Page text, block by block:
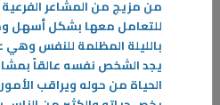
إلى أبعد ممّا تعرفه أو تفكر فيه، أبعد
من مزيج من المشاعر
للتعامل معها بشكل أسهل
بالليلة المظلمة للنفس
يجد الشخص نفسه عالقاً
الحياة من حوله ويراقب